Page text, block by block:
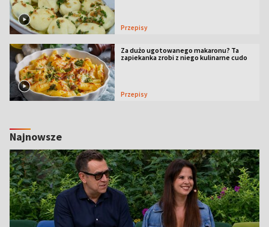
Przepisy
Za dużo ugotowanego makaronu? Ta
zapiekanka zrobi z niego kulinarne cudo
Przepisy
Najnowsze